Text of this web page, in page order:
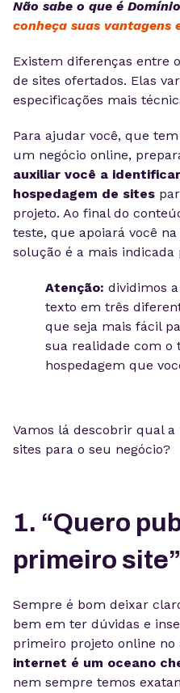
Não sabe o que é
conheça suas vantagens
Existem diferenças entre
de sites ofertados. Elas
especificações mais
Para ajudar você, que
um negócio online,
auxiliar você a
hospedagem de sites
projeto. Ao final do
teste, que apoiará você
solução é a mais indicada
Atenção: dividimos
texto em três
que seja mais fácil
sua realidade com o
hospedagem que
Vamos lá descobrir qual
sites para o seu negócio?
1. “Quero
primeiro site”
Sempre é bom deixar
bem em ter dúvidas e
primeiro projeto online no
internet é um oceano
nem sempre temos